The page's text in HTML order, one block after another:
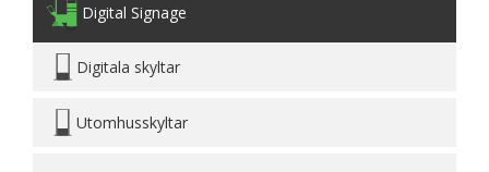
Digital Signage
Digitala skyltar
Utomhusskyltar